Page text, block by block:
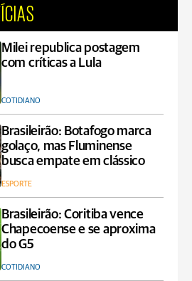
Milei republica postagem
com críticas a Lula
COTIDIANO
Brasileirão: Botafogo marca
golaço, mas Fluminense
busca empate em clássico
ESPORTE
Brasileirão: Coritiba vence
Chapecoense e se aproxima
do G5
COTIDIANO